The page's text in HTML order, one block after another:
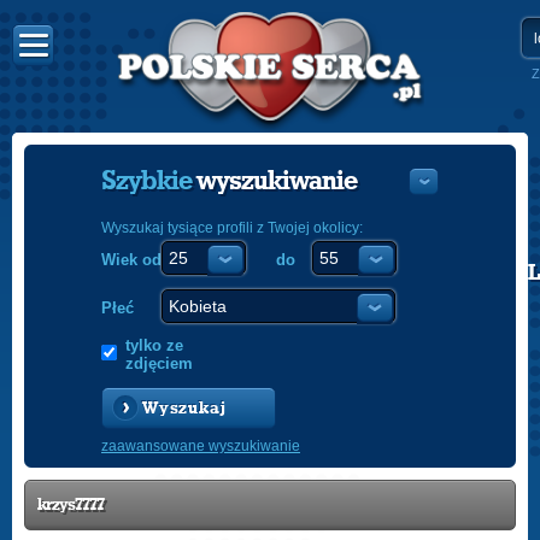
POLISH
Szybkiewyszukiwanie
Wyszukaj tysiące profili z Twojej okolicy:
Wiek od do
Płeć
tylko ze
zdjęciem
Wyszukaj
zaawansowane wyszukiwanie
krzys7777